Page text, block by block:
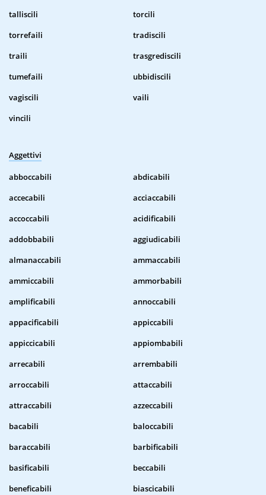
talliscili
torcili
torrefaili
tradiscili
traili
trasgrediscili
tumefaili
ubbidiscili
vagiscili
vaili
vincili
Aggettivi
abboccabili
abdicabili
accecabili
acciaccabili
accoccabili
acidificabili
addobbabili
aggiudicabili
almanaccabili
ammaccabili
ammiccabili
ammorbabili
amplificabili
annoccabili
appacificabili
appiccabili
appiccicabili
appiombabili
arrecabili
arrembabili
arroccabili
attaccabili
attraccabili
azzeccabili
bacabili
baloccabili
baraccabili
barbificabili
basificabili
beccabili
beneficabili
biascicabili